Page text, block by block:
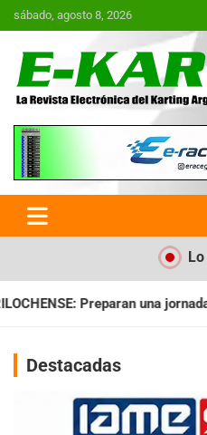
Saltar
al
sábado, agosto 8, 2026
E-Kart.com.ar |
Electrónica del
Argentina
a puro espectáculo
Destacadas